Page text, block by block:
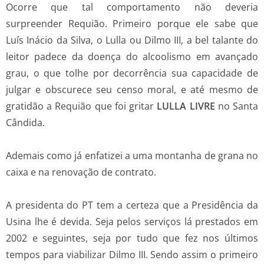
Ocorre que tal comportamento não deveria
surpreender Requião. Primeiro porque ele sabe que
Luís Inácio da Silva, o Lulla ou Dilmo III, a bel talante do
leitor padece da doença do alcoolismo em avançado
grau, o que tolhe por decorrência sua capacidade de
julgar e obscurece seu censo moral, e até mesmo de
gratidão a Requião que foi gritar LULLA LIVRE no Santa
Cândida.
Ademais como já enfatizei a uma montanha de grana no
caixa e na renovação de contrato.
A presidenta do PT tem a certeza que a Presidência da
Usina lhe é devida. Seja pelos serviços lá prestados em
2002 e seguintes, seja por tudo que fez nos últimos
tempos para viabilizar Dilmo III. Sendo assim o primeiro